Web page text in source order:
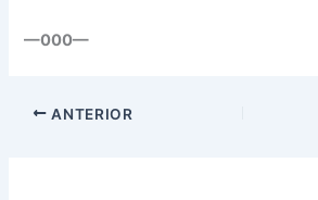
—000—
ANTERIOR